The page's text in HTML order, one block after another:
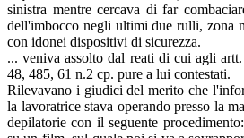
sinistra mentre cercava di far
dell'imbocco negli ultimi due rulli, zona
con idonei dispositivi di sicurezza.
... veniva assolto dal reati di cui agli
48, 485, 61 n.2 cp. pure a lui contestati.
Rilevavano i giudici del merito che
la lavoratrice stava operando presso la
depilatorie con il seguente